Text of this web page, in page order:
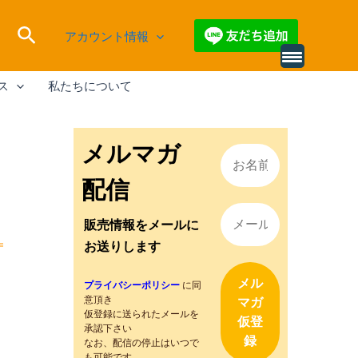
検
索
アカウント情報
私たちについて
メルマガ
配信
販売情報をメールに
お送りします
プライバシーポリシー に同
意頂き
仮登録に送られたメールを
承認下さい
なお、配信の停止はいつで
別
ー
を
読
み
込